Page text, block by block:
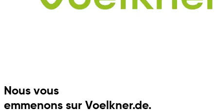
Nous vous
emmenons sur Voelkner.de.